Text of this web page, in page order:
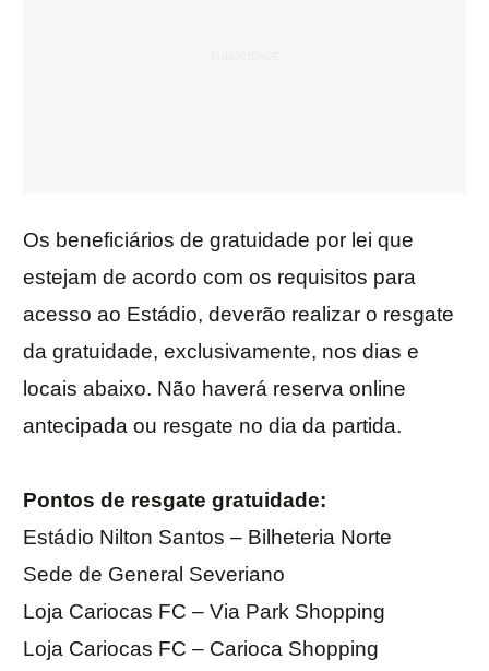
Os beneficiários de gratuidade por lei que
estejam de acordo com os requisitos para
acesso ao Estádio, deverão realizar o resgate
da gratuidade, exclusivamente, nos dias e
locais abaixo. Não haverá reserva online
antecipada ou resgate no dia da partida.
Pontos de resgate gratuidade:
Estádio Nilton Santos – Bilheteria Norte
Sede de General Severiano
Loja Cariocas FC – Via Park Shopping
Loja Cariocas FC – Carioca Shopping